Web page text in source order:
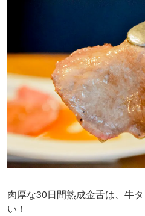
肉厚な30日間熟成金舌は、牛
い！